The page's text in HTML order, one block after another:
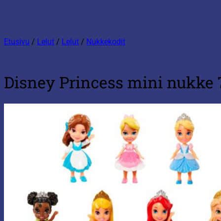
Etusivu / Lelut / Lelut / Nukkekodit
Disney Princess mini nukke